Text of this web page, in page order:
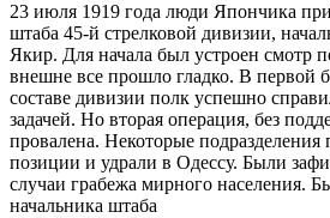
23 июля 1919 года люди Япончика
штаба 45-й стрелковой дивизии,
Якир. Для начала был устроен смотр
внешне все прошло гладко. В первой
составе дивизии полк успешно
задачей. Но вторая операция, без
провалена. Некоторые
позиции и удрали в Одессу. Были
случаи грабежа мирного населения.
начальника штаба